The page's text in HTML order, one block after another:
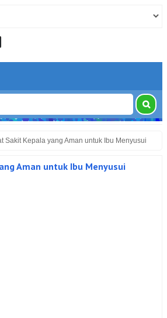
Sakit Kepala yang Aman untuk Ibu Menyusui
Aman untuk Ibu Menyusui